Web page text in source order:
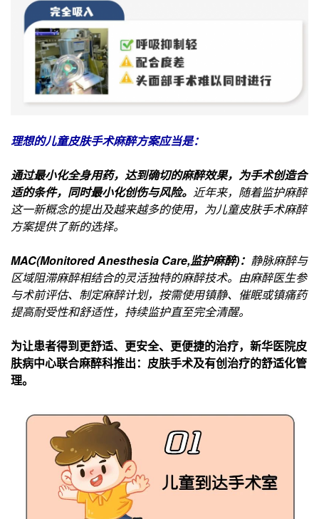
理想的儿童皮肤手术麻醉方案应当是：
通过最小化全身用药，达到确切的麻醉效果，为手术创造合
适的条件，同时最小化创伤与风险。 近年来，随着监护麻醉
这一新概念的提出及越来越多的使用，为儿童皮肤手术麻醉
方案提供了新的选择。
MAC(Monitored Anesthesia Care,监护麻醉)： 静脉麻醉与
区域阻滞麻醉相结合的灵活独特的麻醉技术。由麻醉医生参
与术前评估、制定麻醉计划，按需使用镇静、催眠或镇痛药
提高耐受性和舒适性，持续监护直至完全清醒。
为让患者得到更舒适、更安全、更便捷的治疗，新华医院皮
肤病中心联合麻醉科推出： 皮肤手术及有创治疗的舒适化管
理。